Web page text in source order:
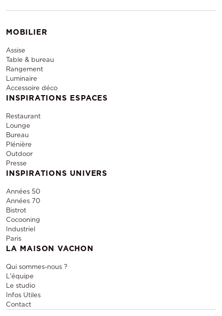
MOBILIER
Assise
Table & bureau
Rangement
Luminaire
Accessoire déco
INSPIRATIONS ESPACES
Restaurant
Lounge
Bureau
Plénière
Outdoor
Presse
INSPIRATIONS UNIVERS
Années 50
Années 70
Bistrot
Cocooning
Industriel
Paris
LA MAISON VACHON
Qui sommes-nous ?
L'équipe
Le studio
Infos Utiles
Contact